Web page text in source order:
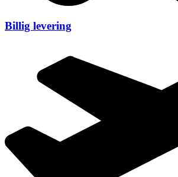
Billig levering